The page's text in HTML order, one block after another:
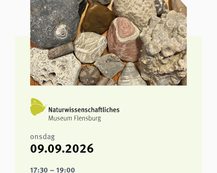
onsdag
09.09.2026
17:30 – 19:00